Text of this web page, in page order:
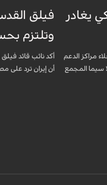
يغادر
مراكز الدعم
سيما المجمع
فيلق
وتلتزم
أكد نائب قائد
أن إيران ترد على